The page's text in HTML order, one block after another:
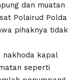
dan muatan
Polairud Polda
pihaknya tidak
nakhoda kapal
seperti